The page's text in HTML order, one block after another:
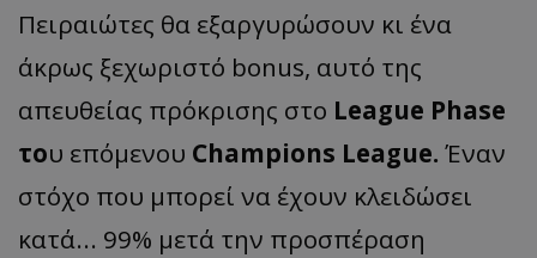
Πειραιώτες θα εξαργυρώσουν κι ένα
άκρως ξεχωριστό bonus, αυτό της
απευθείας πρόκρισης στο League Phase
του επόμενου Champions League. Έναν
στόχο που μπορεί να έχουν κλειδώσει
κατά... 99% μετά την προσπέραση